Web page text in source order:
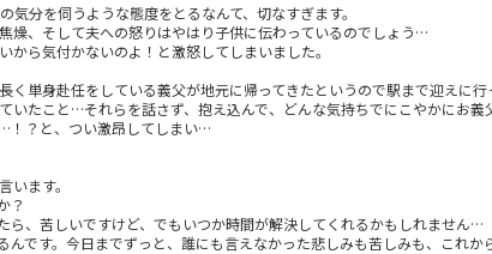
分を伺うような態度をとるなんて、切なすぎます。
燥、そして夫への怒りはやはり子供に伝わっているのでしょう…
ら気付かないのよ！と激怒してしまいました。
く単身赴任をしている義父が地元に帰ってきたというので駅まで迎えに
いたこと…それらを話さず、抱え込んで、どんな気持ちでにこやかにお義
！？と、つい激昂してしまい…
います。
？
ら、苦しいですけど、でもいつか時間が解決してくれるかもしれません…
です。今日までずっと、誰にも言えなかった悲しみも苦しみも、これか